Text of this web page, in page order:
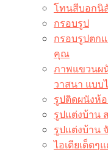
โทนสีบอกนิ
กรอบรูป
กรอบรูปตก
คุณ
ภาพแขวนผ
วาสนา แบบ
รูปติดผนังห้
รูปแต่งบ้าน
รูปแต่งบ้าน
ไอเดียเด็ดๆ